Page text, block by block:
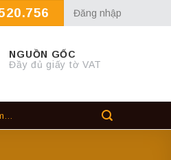
Đăng nhập
NGUỒN GỐC
Đầy đủ giấy tờ VAT